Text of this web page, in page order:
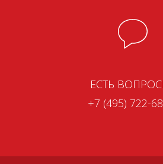
ЕСТЬ
+7 (495) 722-